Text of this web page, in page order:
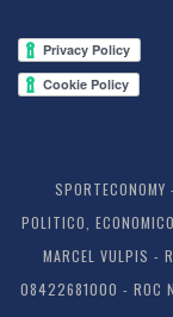
POLITICO,
MARCEL VULPIS -
08422681000 - ROC